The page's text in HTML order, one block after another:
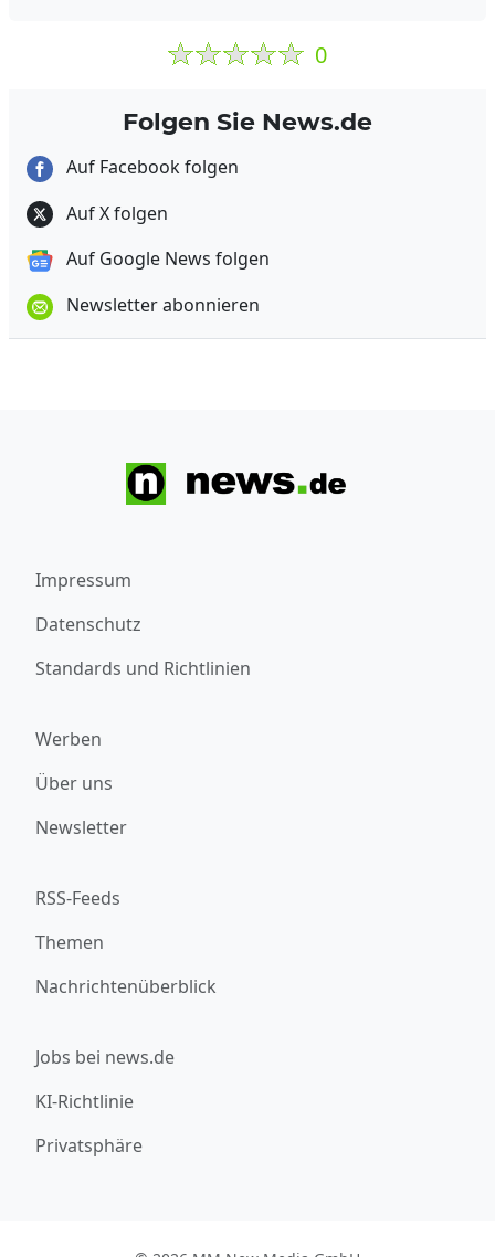
0
Folgen Sie News.de
Auf Facebook folgen
Auf X folgen
Auf Google News folgen
Newsletter abonnieren
Impressum
Datenschutz
Standards und Richtlinien
Werben
Über uns
Newsletter
RSS-Feeds
Themen
Nachrichtenüberblick
Jobs bei news.de
KI-Richtlinie
Privatsphäre